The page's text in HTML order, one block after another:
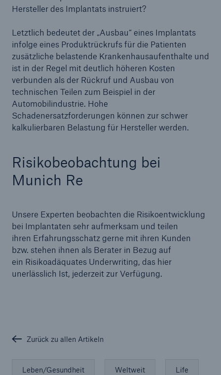
Hersteller des Implantats instruiert?
Letztlich bedeutet der „Ausbau“ eines Implantats
infolge eines Produktrückrufs für die Patienten
zusätzliche belastende Krankenhausaufenthalte und
ist in der Regel mit deutlich höheren Kosten
verbunden als der Rückruf und Ausbau von
technischen Teilen zum Beispiel in der
Automobilindustrie. Hohe
Schadenersatzforderungen können zur schwer
kalkulierbaren Belastung für Hersteller werden.
Risikobeobachtung bei
Munich Re
Unsere Experten beobachten die Risikoentwicklung
bei Implantaten sehr aufmerksam und teilen
ihren Erfahrungsschatz gerne mit ihren Kunden
bzw. stehen ihnen als Berater in Bezug auf
ein Risikoadäquates Underwriting, das hier
unerlässlich Ist, jederzeit zur Verfügung.
Zurück zu allen Artikeln
Leben/Gesundheit Weltweit Life